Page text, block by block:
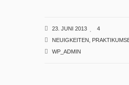
23. JUNI 2013
4
NEUIGKEITEN
WP_ADMIN